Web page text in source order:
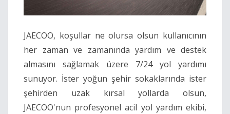
JAECOO, koşullar ne olursa olsun kullanıcının
her zaman ve zamanında yardım ve destek
almasını sağlamak üzere 7/24 yol yardımı
sunuyor. İster yoğun şehir sokaklarında ister
şehirden uzak kırsal yollarda olsun,
JAECOO'nun profesyonel acil yol yardım ekibi,